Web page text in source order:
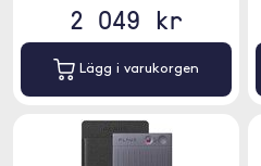
2 049 kr
Lägg i varukorgen